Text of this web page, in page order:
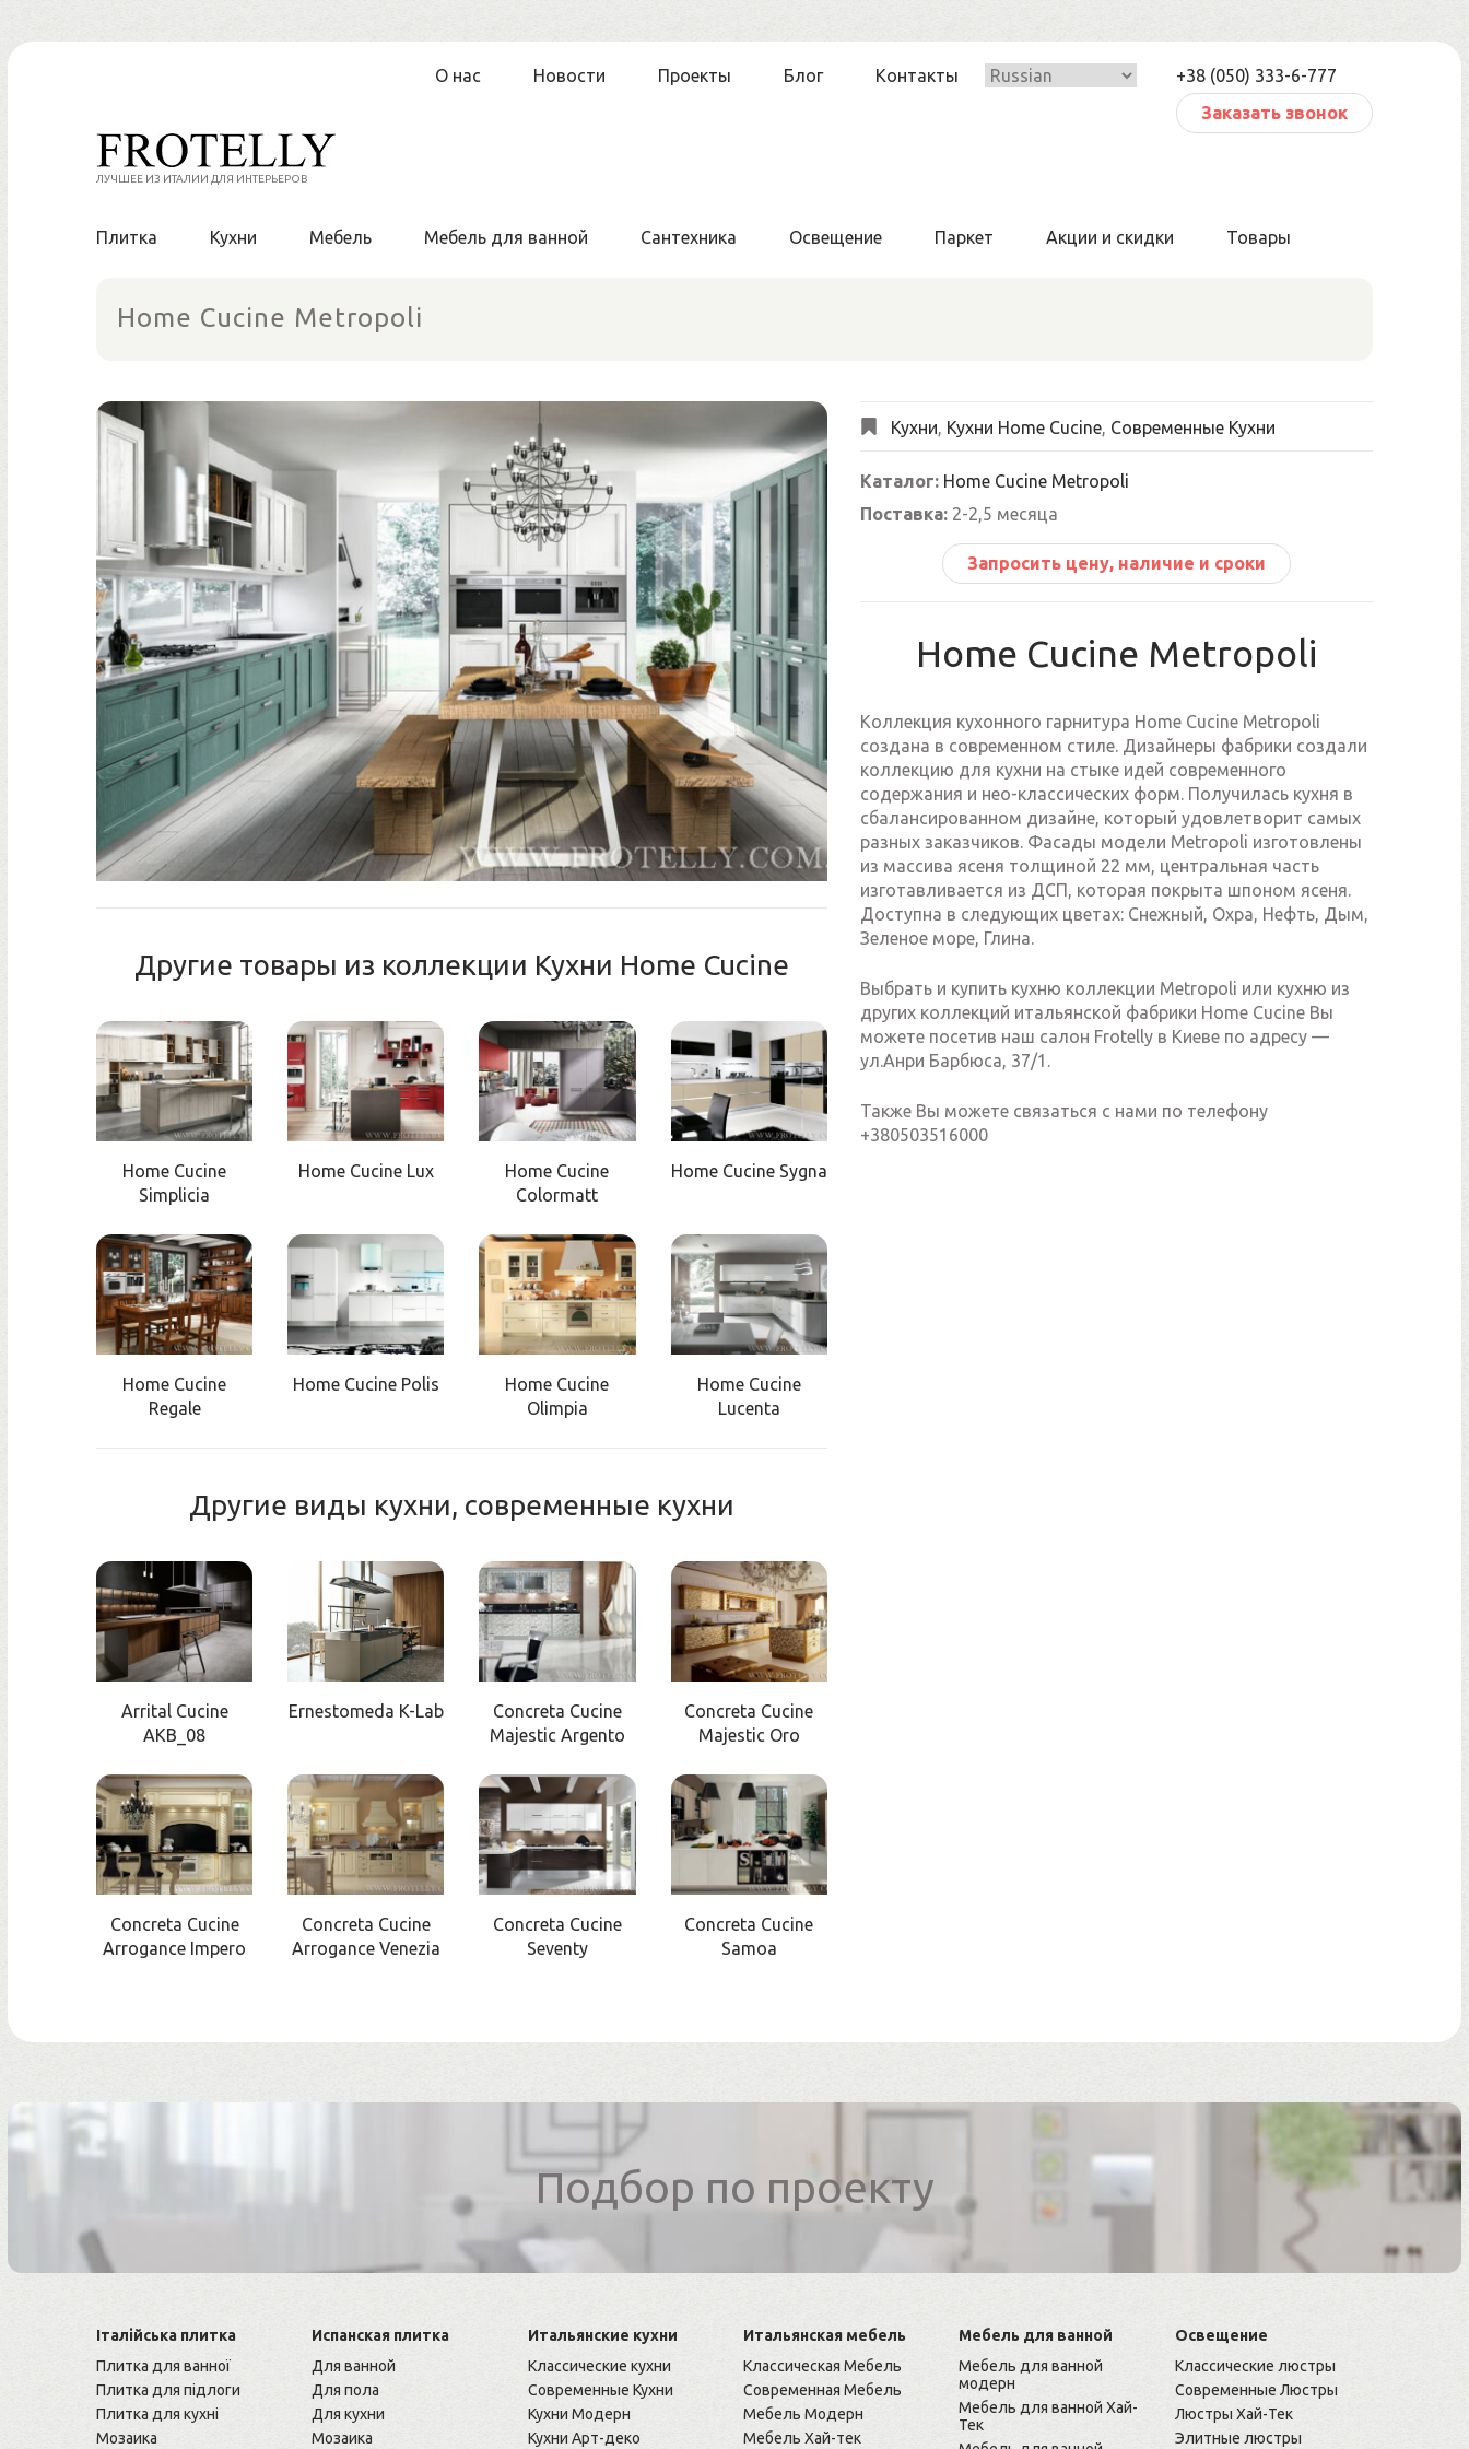
Перейти
О нас Новости Проекты Блог Контакты
+38 (050) 333-6-777
Заказать звонок
ЛУЧШЕЕ ИЗ ИТАЛИИ ДЛЯ ИНТЕРЬЕРОВ
Плитка Кухни Мебель Мебель для ванной Сантехника Освещение Паркет Акции и скидки Товары
Home Cucine Metropoli
Другие товары из коллекции Кухни Home Cucine
Home Cucine
Simplicia
Home Cucine Lux
Home Cucine
Colormatt
Home Cucine Sygna
Home Cucine
Regale
Home Cucine Polis
Home Cucine
Olimpia
Home Cucine
Lucenta
Другие виды кухни, современные кухни
Arrital Cucine
AKB_08
Ernestomeda K-Lab
Concreta Cucine
Majestic Argento
Concreta Cucine
Majestic Oro
Concreta Cucine
Arrogance Impero
Concreta Cucine
Arrogance Venezia
Concreta Cucine
Seventy
Concreta Cucine
Samoa
Кухни, Кухни Home Cucine, Современные Кухни
Каталог: Home Cucine Metropoli
Поставка:2-2,5 месяца
Запросить цену, наличие и сроки
Home Cucine Metropoli
Коллекция кухонного гарнитура Home Cucine Metropoli
создана в современном стиле. Дизайнеры фабрики создали
коллекцию для кухни на стыке идей современного
содержания и нео-классических форм. Получилась кухня в
сбалансированном дизайне, который удовлетворит самых
разных заказчиков. Фасады модели Metropoli изготовлены
из массива ясеня толщиной 22 мм, центральная часть
изготавливается из ДСП, которая покрыта шпоном ясеня.
Доступна в следующих цветах: Снежный, Oxpa, Нефть, Дым,
Зеленое море, Глина.
Выбрать и купить кухню коллекции Metropoli или кухню из
других коллекций итальянской фабрики Home Cucine Вы
можете посетив наш салон Frotelly в Киеве по адресу —
ул.Анри Барбюса, 37/1.
Также Вы можете связаться с нами по телефону
+380503516000
Подбор по проекту
Італійська плитка
Плитка для ванної
Плитка для підлоги
Плитка для кухні
Мозаика
Испанская плитка
Для ванной
Для пола
Для кухни
Мозаика
Итальянские кухни
Классические кухни
Современные Кухни
Кухни Модерн
Кухни Арт-деко
Итальянская мебель
Классическая Мебель
Современная Мебель
Мебель Модерн
Мебель Хай-тек
Мебель для ванной
Мебель для ванной
модерн
Мебель для ванной Хай-
Тек
Освещение
Классические люстры
Современные Люстры
Люстры Хай-Тек
Элитные люстры